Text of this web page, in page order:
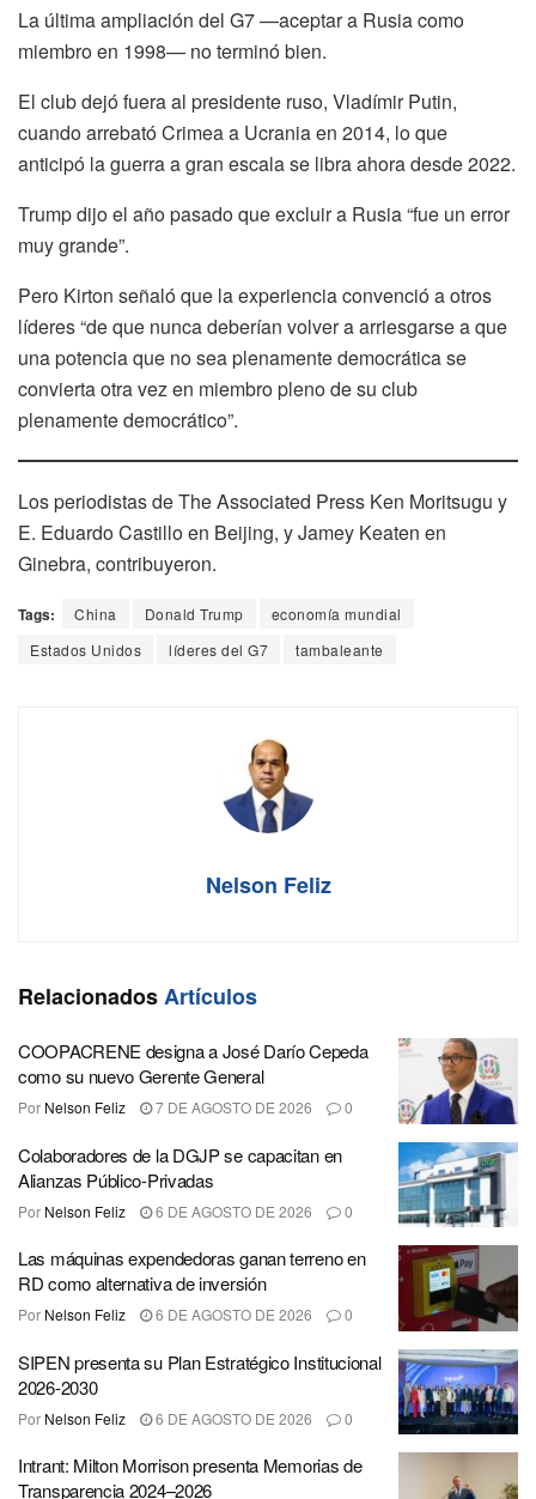
La última ampliación del G7 —aceptar a Rusia como
miembro en 1998— no terminó bien.
El club dejó fuera al presidente ruso, Vladímir Putin,
cuando arrebató Crimea a Ucrania en 2014, lo que
anticipó la guerra a gran escala se libra ahora desde 2022.
Trump dijo el año pasado que excluir a Rusia “fue un error
muy grande”.
Pero Kirton señaló que la experiencia convenció a otros
líderes “de que nunca deberían volver a arriesgarse a que
una potencia que no sea plenamente democrática se
convierta otra vez en miembro pleno de su club
plenamente democrático”.
Los periodistas de The Associated Press Ken Moritsugu y
E. Eduardo Castillo en Beijing, y Jamey Keaten en
Ginebra, contribuyeron.
Tags: China Donald Trump
economía mundial
Estados Unidos
líderes del G7 tambaleante
Nelson Feliz
RelacionadosArtículos
COOPACRENE designa a José Darío Cepeda
como su nuevo Gerente General
Por Nelson Feliz 7 DE AGOSTO DE 2026 0
Colaboradores de la DGJP se capacitan en
Alianzas Público-Privadas
Por Nelson Feliz 6 DE AGOSTO DE 2026 0
Las máquinas expendedoras ganan terreno en
RD como alternativa de inversión
Por Nelson Feliz 6 DE AGOSTO DE 2026 0
SIPEN presenta su Plan Estratégico Institucional
2026-2030
Por Nelson Feliz 6 DE AGOSTO DE 2026 0
Intrant: Milton Morrison presenta Memorias de
Transparencia 2024–2026